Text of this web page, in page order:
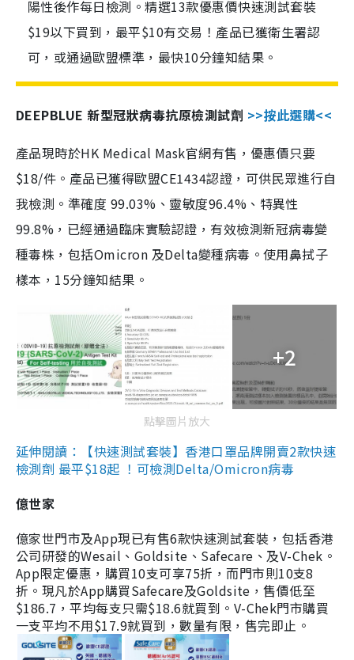
陽性後作每日檢測。精選13款優惠價快速測試套裝
$19以下買到，最平$10有交易！產品已獲衛生署認
可，或通過歐盟標準，最快10分鐘知結果。
DEEPBLUE 新型冠狀病毒抗原檢測試劑 >>按此選購<<
產品現時於HK Medical Mask官網有售，優惠價只要
$18/件。產品已獲得歐盟CE1434認證，可供民眾進行自
我檢測。準確度 99.03%、靈敏度96.4%、特異性
99.8%，已經通過臨床實驗認證，有效檢測新冠病毒變
種毒株，包括Omicron 及Delta變種病毒。使用鼻拭子
樣本，15分鐘知結果。
+2
點擊圖片放大
延伸閱讀：【快速測試套裝】香港口罩品牌開賣2款快速
檢測劑 最平$18起 ！可檢測Delta/Omicron病毒
億世家
億家世門市及App現已有售6款快速測試套裝，包括香港
公司研發的Wesail、Goldsite、Safecare、及V-Chek。
App限定優惠，購買10支可享75折，而門市則10支8
折。現凡於App購買Safecare及Goldsite，售價低至
$186.7，平均每支只需$18.6就買到。V-Chek門市購買
一支平均不用$17.9就買到，數量有限，售完即止。